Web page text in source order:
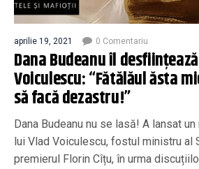
aprilie 19, 2021 0 Comentariu
Dana Budeanu îl
Voiculescu: “Fătălăul ăsta
să facă dezastru!”
Dana Budeanu nu se lasă! A lansat
lui Vlad Voiculescu, fostul ministru al
premierul Florin Cîțu, în urma